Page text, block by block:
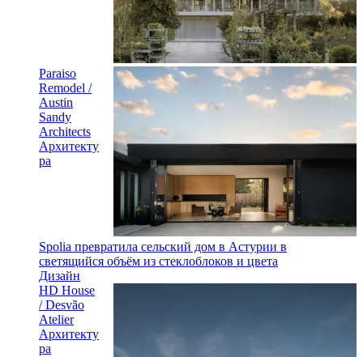
Paraiso
Remodel /
Austin
Sandy
Architects
Архитекту
ра
Spolia превратила сельский дом в Астурии в
светящийся объём из стеклоблоков и цвета
Дизайн
HD House
/ Desvão
Atelier
Архитекту
ра